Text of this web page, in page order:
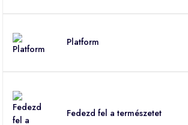
Platform
Fedezd fel a természetet